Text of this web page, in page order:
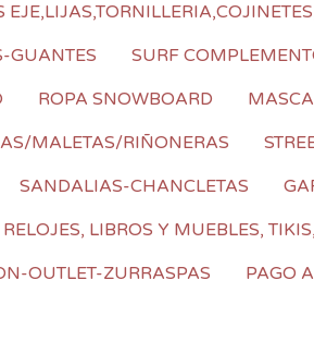
GUANTES
SURF
ROPA SNOWBOARD
MALETAS/RIÑONERAS
SANDALIAS-CHANCLETAS
LIBROS Y MUEBLES,
OUTLET-ZURRASPAS
PAGO